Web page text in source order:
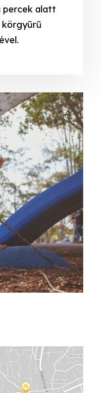
percek alatt
körgyűrű